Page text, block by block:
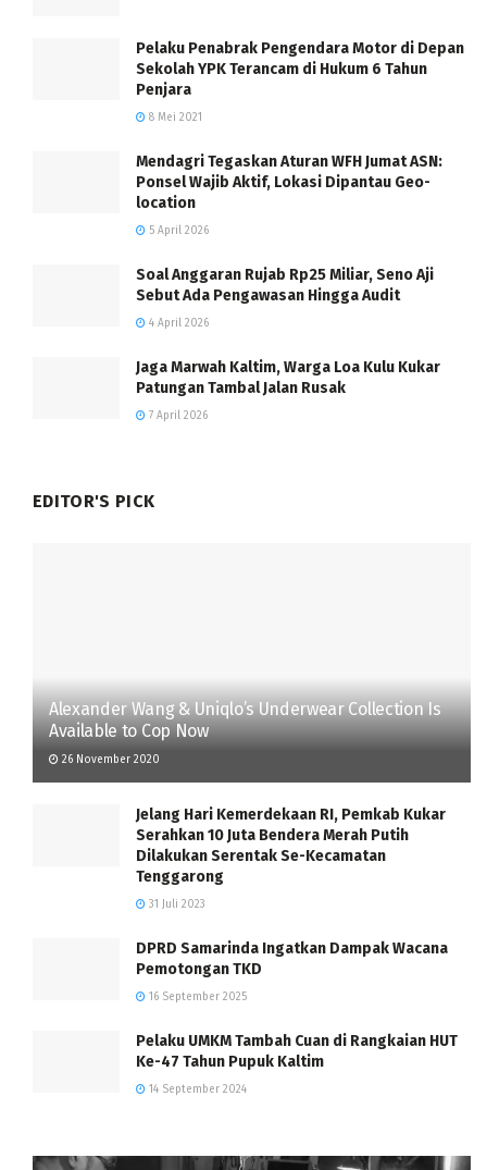
Pelaku Penabrak Pengendara Motor di Depan
Sekolah YPK Terancam di Hukum 6 Tahun
Penjara
8 Mei 2021
Mendagri Tegaskan Aturan WFH Jumat ASN:
Ponsel Wajib Aktif, Lokasi Dipantau Geo-
location
5 April 2026
Soal Anggaran Rujab Rp25 Miliar, Seno Aji
Sebut Ada Pengawasan Hingga Audit
4 April 2026
Jaga Marwah Kaltim, Warga Loa Kulu Kukar
Patungan Tambal Jalan Rusak
7 April 2026
EDITOR'S PICK
Alexander Wang & Uniqlo’s Underwear Collection Is
Available to Cop Now
26 November 2020
Jelang Hari Kemerdekaan RI, Pemkab Kukar
Serahkan 10 Juta Bendera Merah Putih
Dilakukan Serentak Se-Kecamatan
Tenggarong
31 Juli 2023
DPRD Samarinda Ingatkan Dampak Wacana
Pemotongan TKD
16 September 2025
Pelaku UMKM Tambah Cuan di Rangkaian HUT
Ke-47 Tahun Pupuk Kaltim
14 September 2024